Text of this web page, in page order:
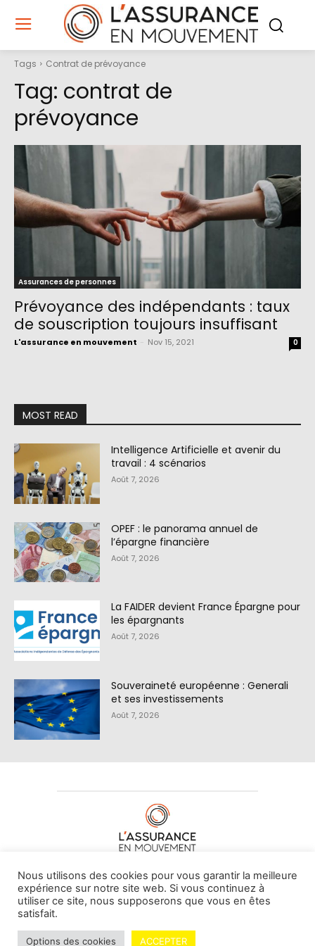
Tags Contrat de prévoyance
Tag: contrat de
prévoyance
Assurances de personnes
Prévoyance des indépendants : taux
de souscription toujours insuffisant
L'assurance en mouvement Nov 15, 2021 0
MOST READ
Intelligence Artificielle et avenir du
travail : 4 scénarios
Août 7, 2026
OPEF : le panorama annuel de
l’épargne financière
Août 7, 2026
La FAIDER devient France Épargne pour
les épargnants
Août 7, 2026
Souveraineté européenne : Generali
et ses investissements
Août 7, 2026
À PROPOS DE NOUS•CONTACT
© L'assurance en mouvement -By Vovoxx Média
Nous utilisons des cookies pour vous garantir la meilleure
expérience sur notre site web. Si vous continuez à
utiliser ce site, nous supposerons que vous en êtes
satisfait.
Options des cookies ACCEPTER